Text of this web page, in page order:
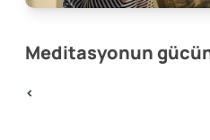
Meditasyonun
<